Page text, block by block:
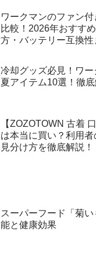
ワークマンのファン
比較！2026年おすす
方・バッテリー互換性
冷却グッズ必見！ワ
夏アイテム10選！徹底
【ZOZOTOWN 古着
は本当に買い？利用者
見分け方を徹底解説！
スーパーフード「菊
能と健康効果